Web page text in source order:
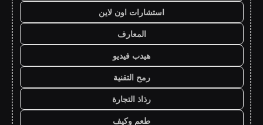
استشارات اون لاين
المعارف
هيدب فيديو
رمح التقنية
رذاذ التجارة
طعم وكيف